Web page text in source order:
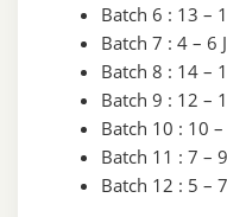
Batch 6 : 13 –
Batch 7 : 4 – 6
Batch 8 : 14 –
Batch 9 : 12 –
Batch 10 : 10
Batch 11 : 7 –
Batch 12 : 5 –